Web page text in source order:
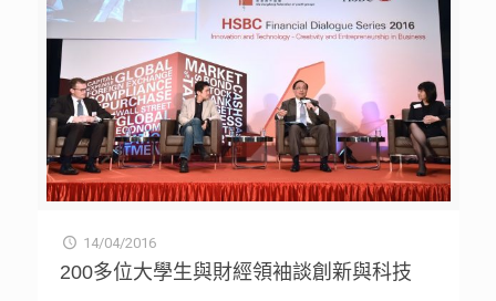
14/04/2016
200多位大學生與財經領袖談創新與科技